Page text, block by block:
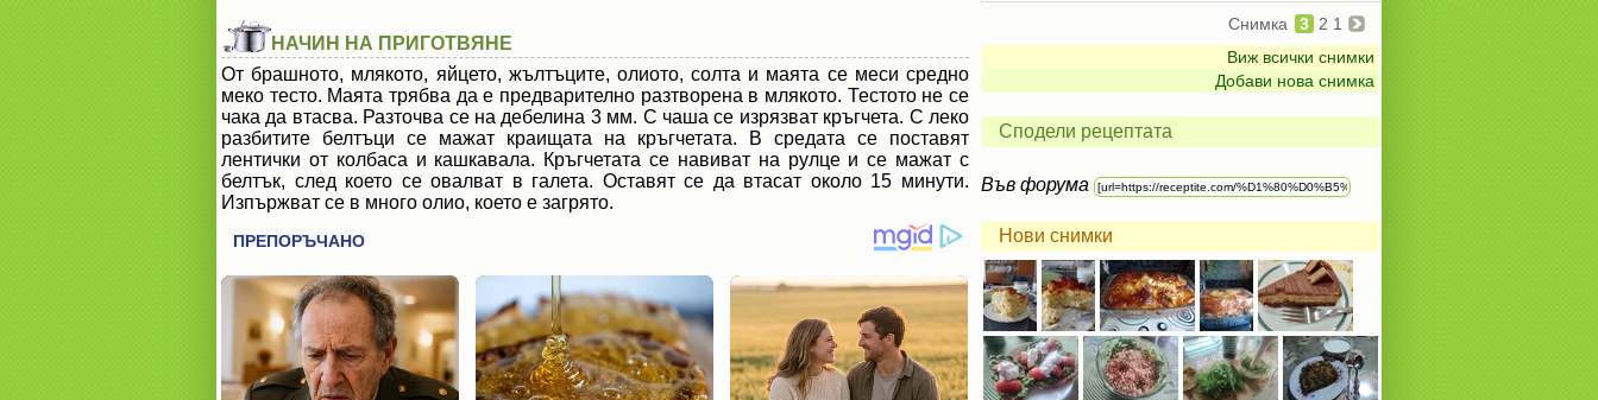
Снимка 3 2 1
Виж всички снимки
Добави нова снимка
НАЧИН НА ПРИГОТВЯНЕ
От брашното, млякото, яйцето, жълтъците, олиото, солта и маята се меси средно
меко тесто. Маята трябва да е предварително разтворена в млякото. Тестото не се
чака да втасва. Разточва се на дебелина 3 мм. С чаша се изрязват кръгчета. С леко
разбитите белтъци се мажат краищата на кръгчетата. В средата се поставят
лентички от колбаса и кашкавала. Кръгчетата се навиват на рулце и се мажат с
белтък, след което се овалват в галета. Оставят се да втасат около 15 минути.
Изпържват се в много олио, което е загрято.
Сподели рецептата
Във форума
Нови снимки